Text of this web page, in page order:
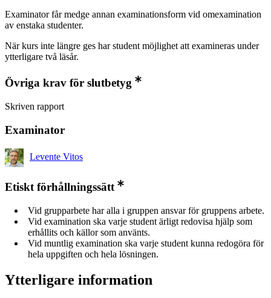
Examinator får medge annan examinationsform vid omexamination
av enstaka studenter.
När kurs inte längre ges har student möjlighet att examineras under
ytterligare två läsår.
Övriga krav för slutbetyg
Skriven rapport
Examinator
Levente Vitos
Etiskt förhållningssätt
Vid grupparbete har alla i gruppen ansvar för gruppens arbete.
Vid examination ska varje student ärligt redovisa hjälp som
erhållits och källor som använts.
Vid muntlig examination ska varje student kunna redogöra för
hela uppgiften och hela lösningen.
Ytterligare information